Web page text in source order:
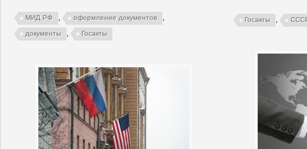
МИД РФ , оформление документов ,
документы , Госакты
Госакты ,